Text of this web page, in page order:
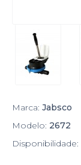
Marca: Jabsco
Modelo: 2672
Disponibilidade: